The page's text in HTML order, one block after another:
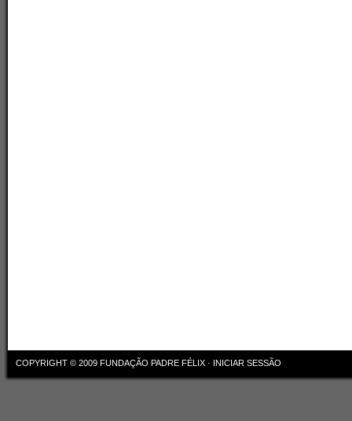
COPYRIGHT © 2009 FUNDAÇÃO PADRE FÉLIX · INICIAR SESSÃO